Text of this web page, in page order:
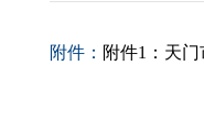
附件： 附件1：天